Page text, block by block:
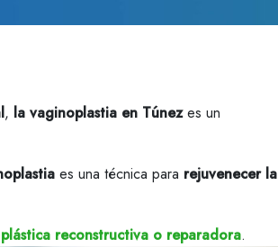
, la vaginoplastia en Túnezes un
es una técnica para rejuvenecer la
reconstructiva o reparadora.